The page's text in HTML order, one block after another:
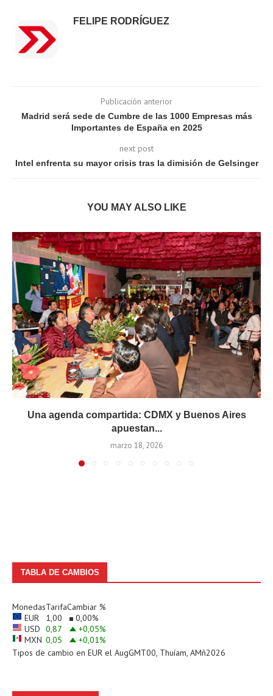
FELIPE RODRÍGUEZ
Publicación anterior
Madrid será sede de Cumbre de las 1000 Empresas más
Importantes de España en 2025
next post
Intel enfrenta su mayor crisis tras la dimisión de Gelsinger
YOU MAY ALSO LIKE
Una agenda compartida: CDMX y Buenos Aires
apuestan...
marzo 18, 2026
TABLA DE CAMBIOS
MonedasTarifaCambiar %
EUR
1,00 0,00%
USD 0,87 +0,05%
MXN 0,05 +0,01%
Tipos de cambio en EUR el AugGMT00, Thuíam, AMñ2026